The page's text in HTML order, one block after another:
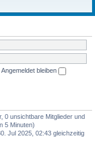
Angemeldet bleiben
0 unsichtbare Mitglieder und
5 Minuten)
Jul 2025, 02:43 gleichzeitig